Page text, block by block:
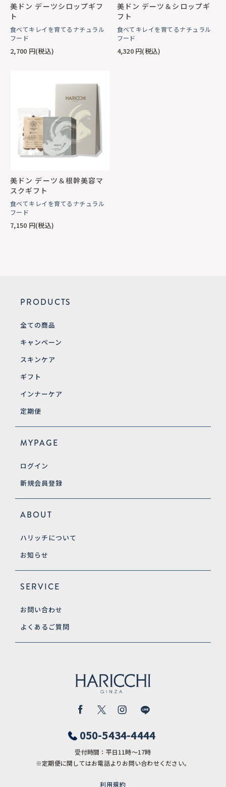
美ドン デーツシロップギフ
ト
食べてキレイを育てるナチュラル
フード
2,700 円(税込)
美ドン デーツ＆シロップギ
フト
食べてキレイを育てるナチュラル
フード
4,320 円(税込)
美ドン デーツ＆根幹美容マ
スクギフト
食べてキレイを育てるナチュラル
フード
7,150 円(税込)
050-5434-4444
受付時間：平日11時〜17時
※定期便に関してはお電話よりお問い合わせください。
PRODUCTS
全ての商品
キャンペーン
スキンケア
ギフト
インナーケア
定期便
MYPAGE
ログイン
新規会員登録
ABOUT
ハリッチについて
お知らせ
SERVICE
お問い合わせ
よくあるご質問
利用規約